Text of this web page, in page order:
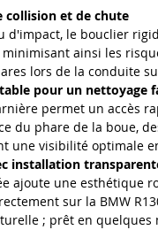
collision et de chute
d'impact, le bouclier
ainsi les
lors de la conduite
pour un nettoyage
permet un accès
du phare de la boue,
une visibilité optimale
installation
ajoute une esthétique
sur la BMW
; prêt en quelques